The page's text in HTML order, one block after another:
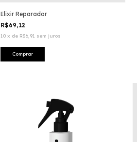
Elixir Reparador
R$69,12
10 x de R$6,91 sem juros